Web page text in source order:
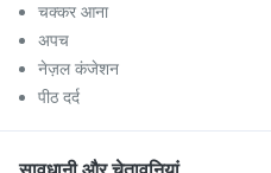
चक्कर आना
अपच
नेज़ल कंजेशन
पीठ दर्द